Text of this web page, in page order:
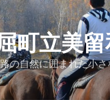
町立美
の自然に囲まれた小さ